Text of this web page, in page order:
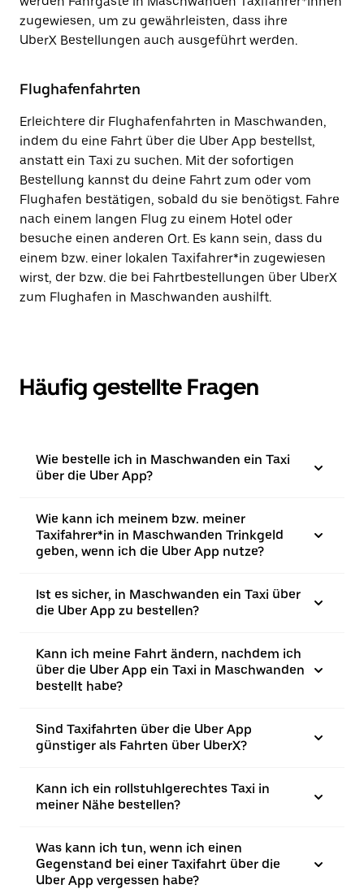
zugewiesen, um zu gewährleisten, dass ihre
UberX Bestellungen auch ausgeführt werden.
Flughafenfahrten
Erleichtere dir Flughafenfahrten in Maschwanden,
indem du eine Fahrt über die Uber App bestellst,
anstatt ein Taxi zu suchen. Mit der sofortigen
Bestellung kannst du deine Fahrt zum oder vom
Flughafen bestätigen, sobald du sie benötigst. Fahre
nach einem langen Flug zu einem Hotel oder
besuche einen anderen Ort. Es kann sein, dass du
einem bzw. einer lokalen Taxifahrer*in zugewiesen
wirst, der bzw. die bei Fahrtbestellungen über UberX
zum Flughafen in Maschwanden aushilft.
Häufig gestellte Fragen
Wie bestelle ich in Maschwanden ein Taxi
über die Uber App?
Wie kann ich meinem bzw. meiner
Taxifahrer*in in Maschwanden Trinkgeld
geben, wenn ich die Uber App nutze?
Ist es sicher, in Maschwanden ein Taxi über
die Uber App zu bestellen?
Kann ich meine Fahrt ändern, nachdem ich
über die Uber App ein Taxi in Maschwanden
bestellt habe?
Sind Taxifahrten über die Uber App
günstiger als Fahrten über UberX?
Kann ich ein rollstuhlgerechtes Taxi in
meiner Nähe bestellen?
Was kann ich tun, wenn ich einen
Gegenstand bei einer Taxifahrt über die
Uber App vergessen habe?